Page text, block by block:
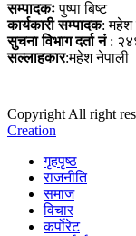
सम्पादकःपुष्पा बिष्ट
कार्यकारी सम्पादक: महेश
सुचना विभाग दर्ता नं:
सल्लाहकार:महेश नेपाली
Copyright All right
Creation
गृहपृष्ठ
राजनीति
समाज
विचार
कर्पोरेट